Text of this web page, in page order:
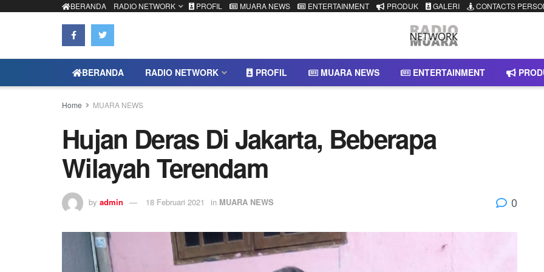
BERANDA RADIO NETWORK PROFIL MUARA NEWS ENTERTAINMENT PRODUK GALERI CONTACTS
BERANDA RADIO NETWORK PROFIL MUARA NEWS ENTERTAINMENT
Home MUARA NEWS
Hujan Deras Di Jakarta, Beberapa
Wilayah Terendam
by admin 18 Februari 2021 in MUARA NEWS 0